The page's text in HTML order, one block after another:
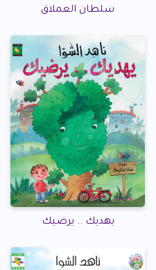
سلطان العملاق
يهديك .. يرضيك